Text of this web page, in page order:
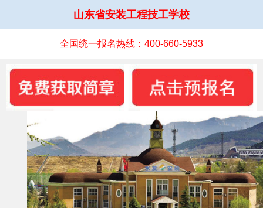
山东省安装工程技工学校
全国统一报名热线：400-660-5933